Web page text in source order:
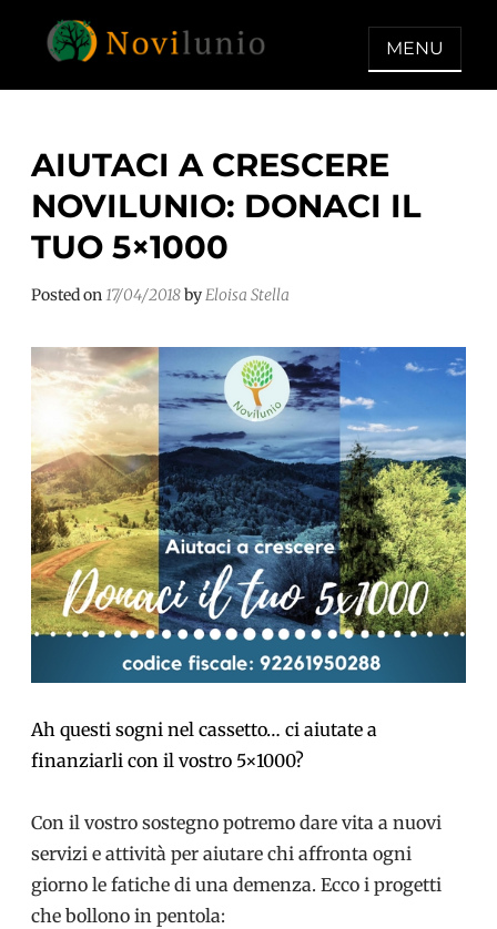
NOVILUNIO
Un aiuto con concreto dopo la
MENU
AIUTACI A CRESCERE
NOVILUNIO: DONACI IL
TUO 5×1000
Posted on17/04/2018byEloisa Stella
Ah questi sogni nel cassetto… ci aiutate a
finanziarli con il vostro 5×1000?
Con il vostro sostegno potremo dare vita a nuovi
servizi e attività per aiutare chi affronta ogni
giorno le fatiche di una demenza. Ecco i progetti
che bollono in pentola: